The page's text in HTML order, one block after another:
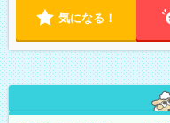
気になる！